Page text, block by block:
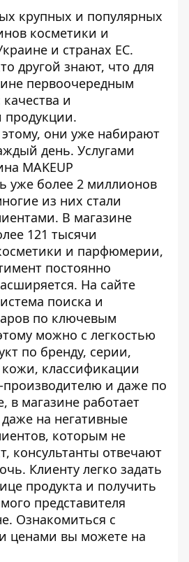
крупных и популярных
косметики и
и странах ЕС.
другой знают, что для
первоочередным
и
продукции.
они уже набирают
день. Услугами
MAKEUP
уже более 2 миллионов
из них стали
В магазине
121 тысячи
и парфюмерии,
постоянно
На сайте
поиска и
по ключевым
можно с легкостью
по бренду, серии,
кожи, классификации
производителю и даже по
в магазине работает
на негативные
которым не
консультанты отвечают
Клиенту легко задать
продукта и получить
представителя
Ознакомиться с
ценами вы можете на